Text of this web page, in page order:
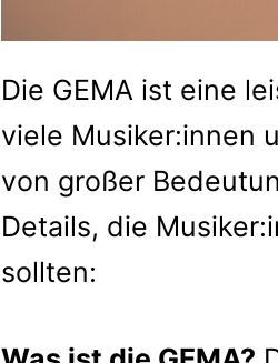
Die GEMA ist eine
viele Musiker:innen
von großer
Details, die
sollten: